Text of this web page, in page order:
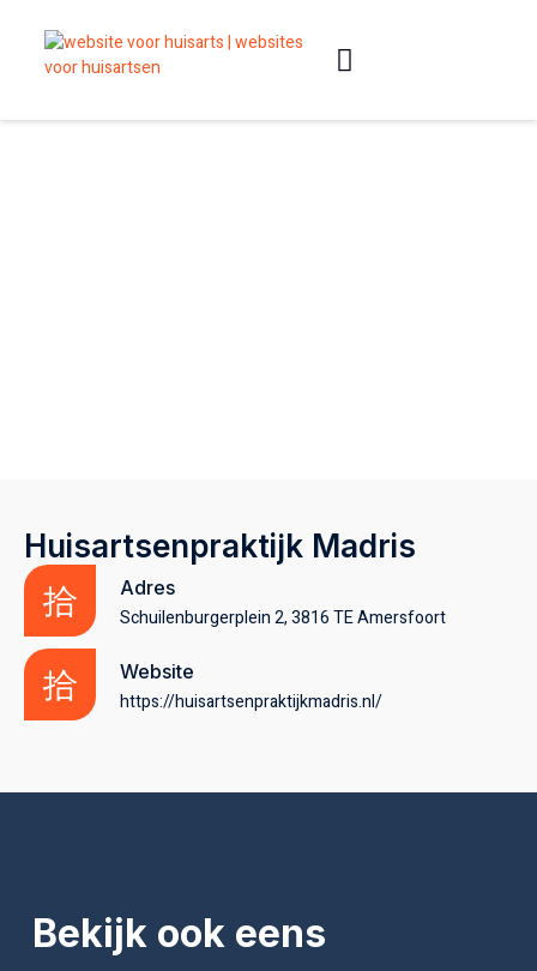
Huisartsenpraktijk Madris
Adres
Schuilenburgerplein 2, 3816 TE Amersfoort
Website
https://huisartsenpraktijkmadris.nl/
Bekijk ook eens